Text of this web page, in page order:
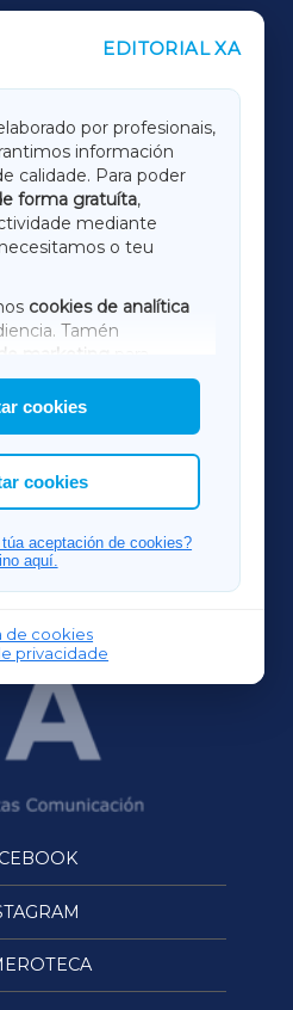
EDITORIAL XA
por profesionais,
información
calidade. Para poder
forma gratuíta,
mediante
o teu
cookies de analítica
Tamén
marketing
terceiros.
a elección das
cookies
cookies
aceptación de cookies?
aquí.
de cookies
privacidade